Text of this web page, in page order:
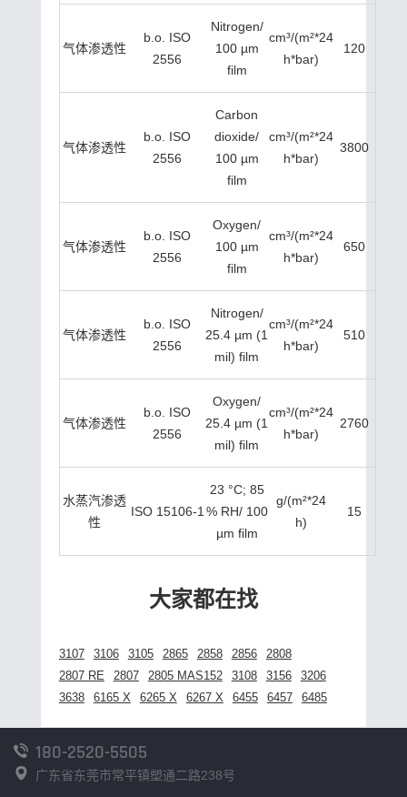
气体渗透性
b.o. ISO
2556
Nitrogen/
100 µm
film
cm³/(m²*24
h*bar)
120
气体渗透性
b.o. ISO
2556
Carbon
dioxide/
100 µm
film
cm³/(m²*24
h*bar)
3800
气体渗透性
b.o. ISO
2556
Oxygen/
100 µm
film
cm³/(m²*24
h*bar)
650
气体渗透性
b.o. ISO
2556
Nitrogen/
25.4 µm (1
mil) film
cm³/(m²*24
h*bar)
510
气体渗透性
b.o. ISO
2556
Oxygen/
25.4 µm (1
mil) film
cm³/(m²*24
h*bar)
2760
水蒸汽渗透
性
ISO 15106-1
23 °C; 85
% RH/ 100
µm film
g/(m²*24
h)
15
大家都在找
3107 3106 3105 2865 2858 2856
2808
2807 RE
2807 2805 MAS152 3108 3156
3206
3638
6165 X 6265 X 6267 X 6455 6457 6485
180-2520-5505
广东省东莞市常平镇塑通二路238号